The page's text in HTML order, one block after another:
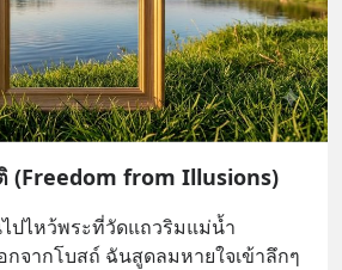
(Freedom from Illusions)
ไหว้พระที่วัดแถวริมแม่น้ำ
กจากโบสถ์ ฉันสูดลมหายใจเข้าลึกๆ